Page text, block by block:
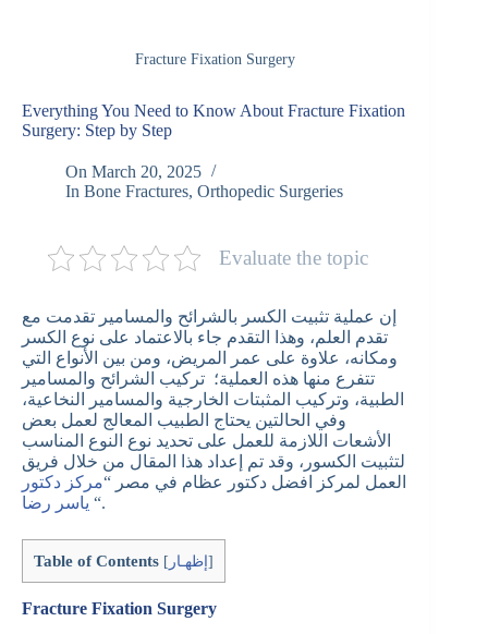
Fracture Fixation Surgery
Everything You Need to Know About Fracture Fixation
Surgery: Step by Step
On March 20, 2025
In Bone Fractures,Orthopedic Surgeries
Evaluate the topic
إن عملية تثبيت الكسر بالشرائح والمسامير تقدمت مع
تقدم العلم، وهذا التقدم جاء بالاعتماد على نوع الكسر
ومكانه، علاوة على عمر المريض، ومن بين الأنواع التي
تتفرع منها هذه العملية؛ تركيب الشرائح والمسامير
الطبية، وتركيب المثبتات الخارجية والمسامير النخاعية،
وفي الحالتين يحتاج الطبيب المعالج لعمل بعض
الأشعات اللازمة للعمل على تحديد نوع النوع المناسب
لتثبيت الكسور، وقد تم إعداد هذا المقال من خلال فريق
العمل لمركز افضل دكتور عظام في مصر “مركز دكتور
ياسر رضا “.
Table of Contents [ إظهـار ]
Fracture Fixation Surgery